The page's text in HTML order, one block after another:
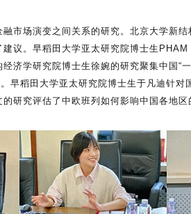
市场演变之间关系的研究。北京大学新
议。早稻田大学亚太研究院博士生
济学研究院博士生徐婉的研究聚集中国“
早稻田大学亚太研究院博士生于凡迪针
研究评估了中欧班列如何影响中国各地区